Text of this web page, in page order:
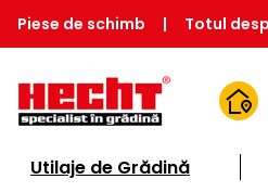
Piese de schimb | Totul
Utilaje de Grădină